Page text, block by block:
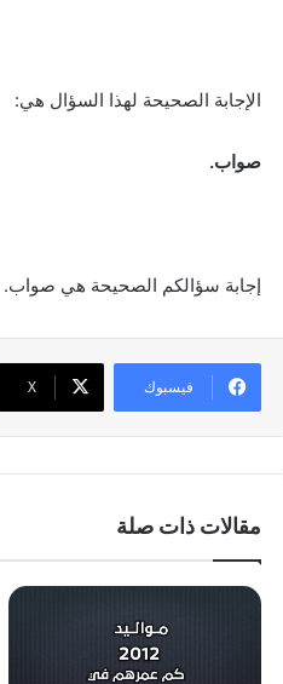
الإجابة الصحيحة لهذا السؤال هي:
صواب.
إجابة سؤالكم الصحيحة هي صواب.
فيسبوك ‫X
مقالات ذات صلة